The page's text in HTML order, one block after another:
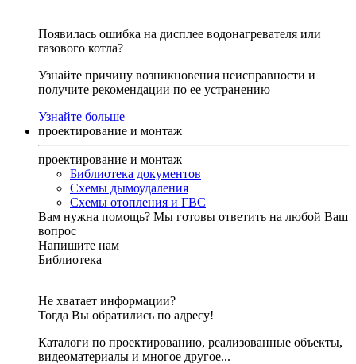
Появилась ошибка на дисплее водонагревателя или
газового котла?
Узнайте причину возникновения неисправности и
получите рекомендации по ее устранению
Узнайте больше
проектирование и монтаж
проектирование и монтаж
Библиотека документов
Схемы дымоудаления
Схемы отопления и ГВС
Вам нужна помощь? Мы готовы ответить на любой Ваш
вопрос
Напишите нам
Библиотека
Не хватает информации?
Тогда Вы обратились по адресу!
Каталоги по проектированию, реализованные объекты,
видеоматериалы и многое другое...